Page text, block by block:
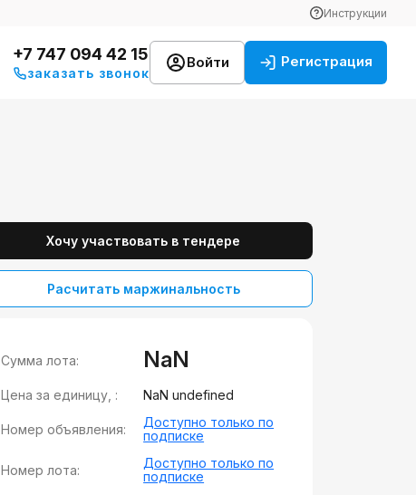
Инструкции
+7 747 094 42 15
заказать звонок
Войти Регистрация
Хочу участвовать в тендере
Расчитать маржинальность
Сумма лота: NaN
Цена за единицу, : NaN undefined
Номер объявления:
Доступно только по
подписке
Номер лота:
Доступно только по
подписке